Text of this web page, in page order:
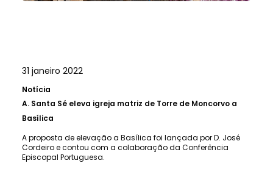
31 janeiro 2022
Notícia
A. Santa Sé eleva igreja matriz de Torre de Moncorvo a
Basílica
A proposta de elevação a Basílica foi lançada por D. José
Cordeiro e contou com a colaboração da Conferência
Episcopal Portuguesa.